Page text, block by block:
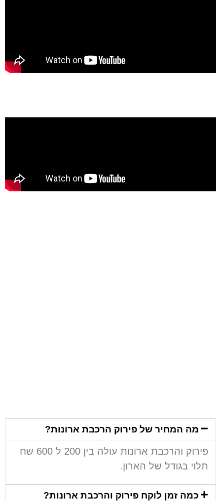
מה המחיר של פירוק הרכבת ארונות?
פירוק והרכבת ארונות עולה בין 200 ל 600 שח
תלוי בגודל של הארון.
כמה זמן לוקח פירוק והרכבת ארונות?